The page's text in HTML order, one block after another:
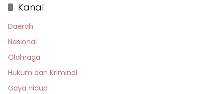
Kanal
Daerah
Nasional
Olahraga
Hukum dan Kriminal
Gaya Hidup